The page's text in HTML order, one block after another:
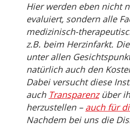
Hier werden eben nicht
evaluiert, sondern alle
medizinisch-
z.B. beim Herzinfarkt.
unter allen
natürlich auch den
Dabei versucht diese
auch Transparenzüber
herzustellen – auch für
Nachdem bei uns die